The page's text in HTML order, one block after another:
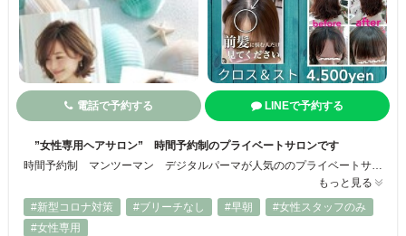
電話で予約する LINEで予約する
”女性専用ヘアサロン” 時間予約制のプライベートサロンです
時間予約制 マンツーマン デジタルパーマが人気ののプライベートサロンです。公式ラインアカウントから24時間 お好きなお時間にご予約頂けます。
もっと見る
#新型コロナ対策
#ブリーチなし #早朝
#女性スタッフのみ
#女性専用